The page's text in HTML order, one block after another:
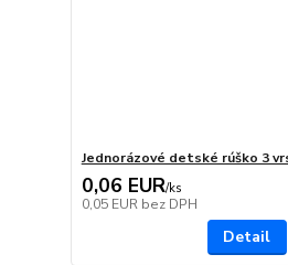
Jednorázové detské rúško 3
0,06 EUR/ks
0,05 EUR bez DPH
Detail